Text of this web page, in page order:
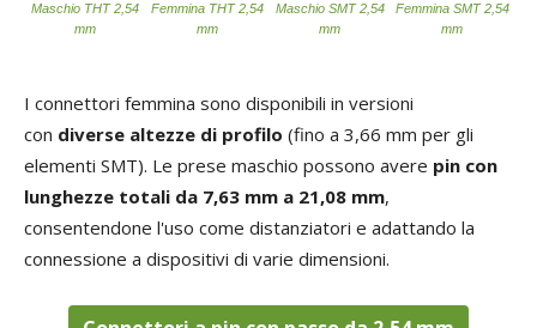
Maschio THT 2,54
mm
Femmina THT 2,54
mm
Maschio SMT 2,54
mm
Femmina SMT 2,54
mm
I connettori femmina sono disponibili in versioni
con diverse altezze di profilo (fino a 3,66 mm per gli
elementi SMT). Le prese maschio possono avere pin con
lunghezze totali da 7,63 mm a 21,08 mm,
consentendone l'uso come distanziatori e adattando la
connessione a dispositivi di varie dimensioni.